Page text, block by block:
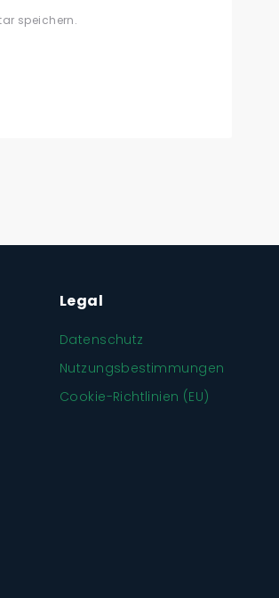
speichern.
Legal
Datenschutz
Nutzungsbestimmungen
Cookie-Richtlinien (EU)